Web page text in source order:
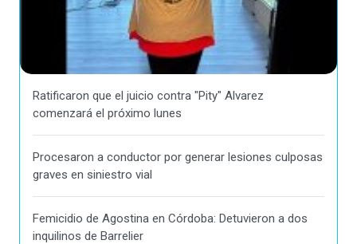
Ratificaron que el juicio contra "Pity" Alvarez
comenzará el próximo lunes
Procesaron a conductor por generar lesiones culposas
graves en siniestro vial
Femicidio de Agostina en Córdoba: Detuvieron a dos
inquilinos de Barrelier